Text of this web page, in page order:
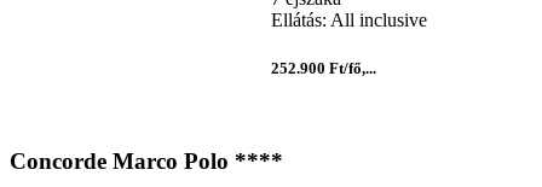
Ellátás: All inclusive
252.900 Ft/fő,...
Concorde Marco Polo ****